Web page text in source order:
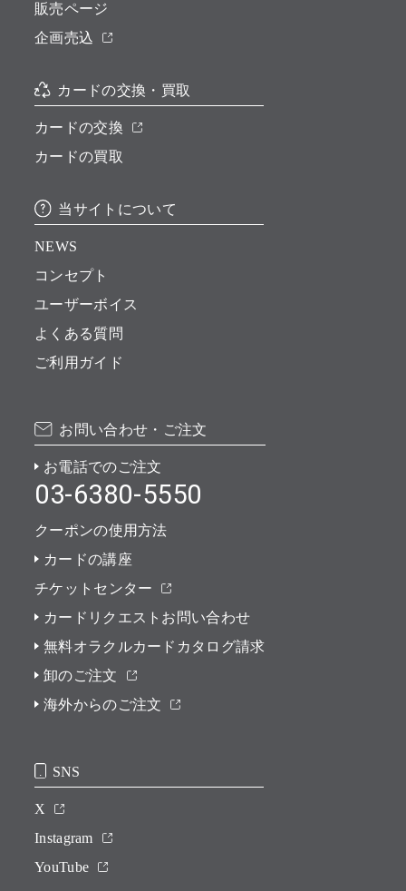
販売ページ
企画売込
カードの交換・買取
カードの交換
カードの買取
当サイトについて
NEWS
コンセプト
ユーザーボイス
よくある質問
ご利用ガイド
お問い合わせ・ご注文
お電話でのご注文
03-6380-5550
クーポンの使用方法
カードの講座
チケットセンター
カードリクエストお問い合わせ
無料オラクルカードカタログ請求
卸のご注文
海外からのご注文
SNS
X
Instagram
YouTube